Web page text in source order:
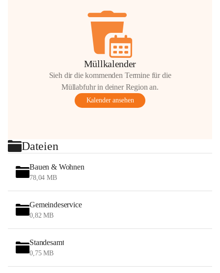
Müllkalender
Sieh dir die kommenden Termine für die
Müllabfuhr in deiner Region an.
Kalender ansehen
Dateien
Bauen & Wohnen
78,04 MB
Gemeindeservice
0,82 MB
Standesamt
0,75 MB